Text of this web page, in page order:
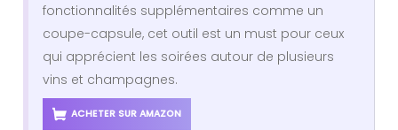
fonctionnalités supplémentaires comme un
coupe-capsule, cet outil est un must pour ceux
qui apprécient les soirées autour de plusieurs
vins et champagnes.
ACHETER SUR AMAZON